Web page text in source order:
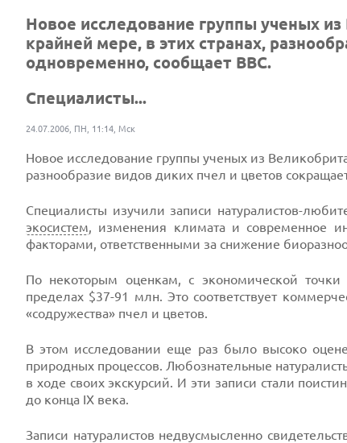
Новое исследование группы ученых
крайней мере, в этих странах,
одновременно, сообщает BBC.
Специалисты...
24.07.2006, ПН, 11:14, Мск
Новое исследование группы ученых из
разнообразие видов диких пчел и цветов
Специалисты изучили записи натуралистов-
экосистем, изменения климата и современное
факторами, ответственными за снижение
По некоторым оценкам, с экономической
пределах $37-91 млн. Это соответствует
«содружества» пчел и цветов.
В этом исследовании еще раз было высоко
природных процессов. Любознательные
в ходе своих экскурсий. И эти записи стали
до конца IX века.
Записи натуралистов недвусмысленно